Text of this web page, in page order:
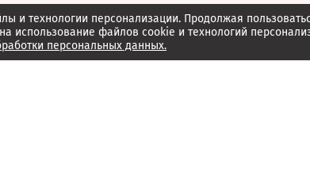
и технологии персонализации. Продолжая
на использование файлов cookie и технологий
персональных данных.